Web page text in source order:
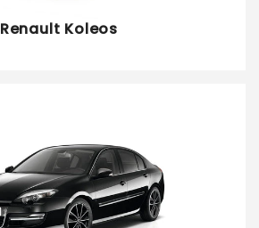
Renault Koleos